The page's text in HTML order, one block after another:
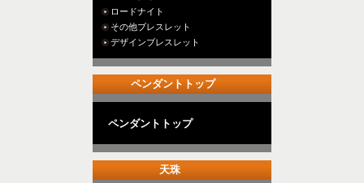
ロードナイト
その他ブレスレット
デザインブレスレット
ペンダントトップ
ペンダントトップ
天珠